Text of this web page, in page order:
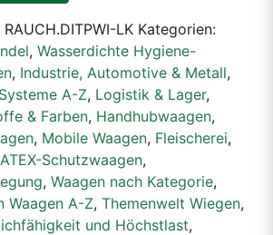
RAUCH.DITPWI-LK Kategorien:
, Wasserdichte Hygiene-
, Industrie, Automotive & Metall,
A-Z, Logistik & Lager,
& Farben, Handhubwaagen,
, Mobile Waagen, Fleischerei,
ATEX-Schutzwaagen,
, Waagen nach Kategorie,
Waagen A-Z, Themenwelt Wiegen,
und Höchstlast,